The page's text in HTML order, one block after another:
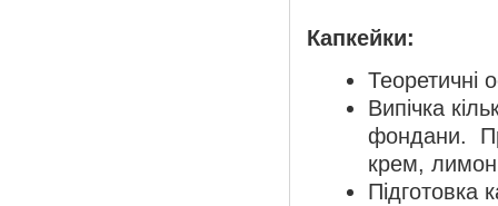
Капкейки:
Теоретичні
Випічка
фондани.
крем,
Підготовка